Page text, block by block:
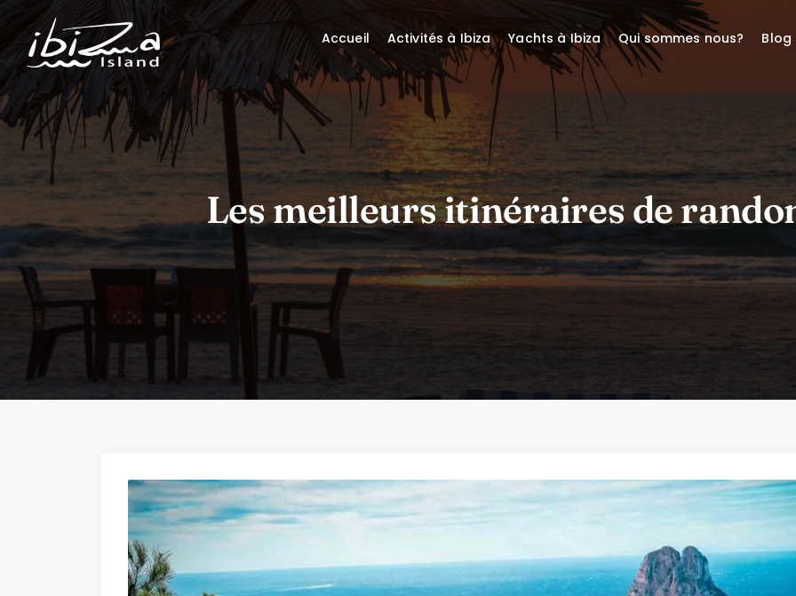
Les meilleurs itinéraires de
Accueil Activités à Ibiza Yachts à Ibiza Qui sommes nous? Blog